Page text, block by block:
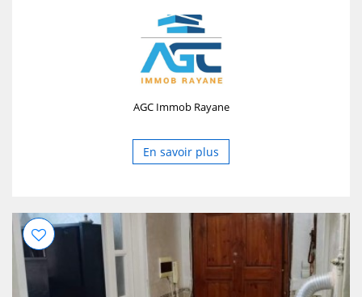
AGC Immob Rayane
En savoir plus